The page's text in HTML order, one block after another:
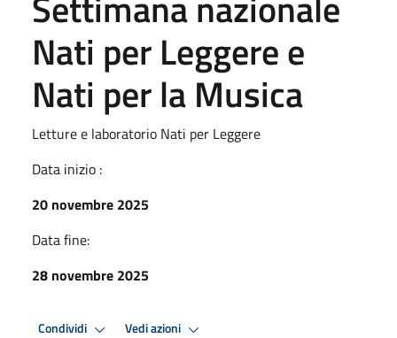
Nati per Leggere e
Nati per la Musica
Letture e laboratorio Nati per Leggere
Data inizio :
20 novembre 2025
Data fine:
28 novembre 2025
Condividi Vedi azioni